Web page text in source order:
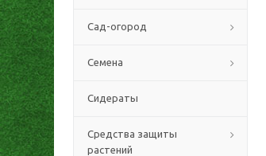
Сад-огород
Семена
Сидераты
Средства защиты
растений